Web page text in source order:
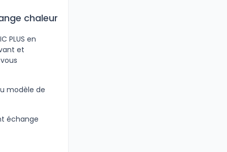
chaleur
PLUS en
et
modèle de
échange